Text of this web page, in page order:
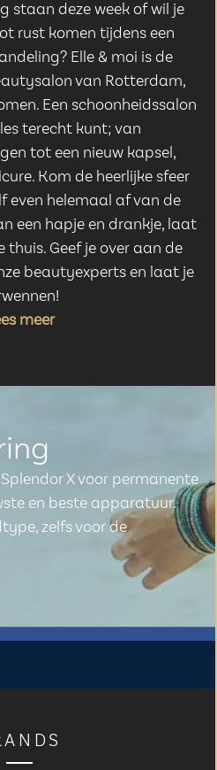
staan deze week of wil je
rust komen tijdens een
Elle & moi is de
van Rotterdam,
Een schoonheidssalon
terecht kunt; van
tot een nieuw kapsel,
Kom de heerlijke sfeer
even helemaal af van de
een hapje en drankje, laat
thuis. Geef je over aan de
beautyexperts en laat je
meer
X voor permanente
en beste apparatuur.
zelfs voor de